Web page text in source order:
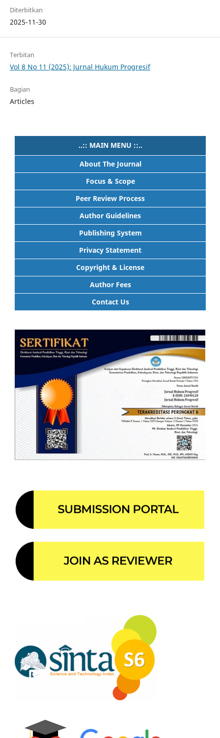
Diterbitkan
2025-11-30
Terbitan
Vol 8 No 11 (2025): Jurnal Hukum Progresif
Bagian
Articles
..:: MAIN MENU ::..
About The Journal
Focus & Scope
Peer Review Process
Author Guidelines
Publishing System
Privacy Statement
Copyright & License
Author Fees
Contact Us